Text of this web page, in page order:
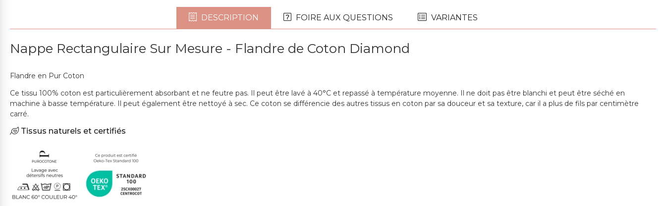
DESCRIPTION FOIRE AUX QUESTIONS VARIANTES
Nappe Rectangulaire Sur Mesure - Flandre de Coton Diamond
Flandre en Pur Coton
Ce tissu 100% coton est particulièrement absorbant et ne feutre pas. Il peut être lavé à 40°C et repassé à température moyenne. Il ne doit pas être blanchi et peut être séché en
machine à basse température. Il peut également être nettoyé à sec. Ce coton se différencie des autres tissus en coton par sa douceur et sa texture, car il a plus de fils par centimètre
carré.
Tissus naturels et certifiés